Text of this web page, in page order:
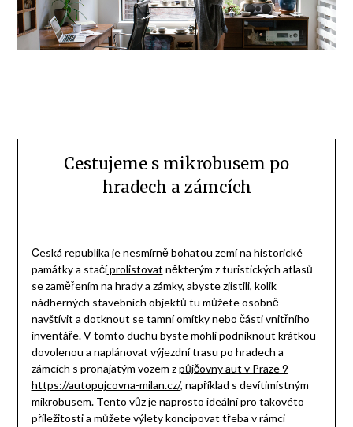
Cestujeme s mikrobusem po
hradech a zámcích
Česká republika je nesmírně bohatou zemí na historické
památky a stačíprolistovat některým z turistických atlasů
se zaměřením na hrady a zámky, abyste zjistili, kolik
nádherných stavebních objektů tu můžete osobně
navštívit a dotknout se tamní omítky nebo části vnitřního
inventáře.V tomto duchu byste mohli podniknout krátkou
dovolenou a naplánovat výjezdní trasu po hradech a
zámcích s pronajatým vozem způjčovny aut v Praze 9
https://autopujcovna-milan.cz/, například s devítimístným
mikrobusem. Tento vůz je naprosto ideální pro takovéto
příležitosti a můžete výlety koncipovat třeba v rámci